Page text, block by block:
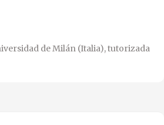
de Milán (Italia), tutorizada